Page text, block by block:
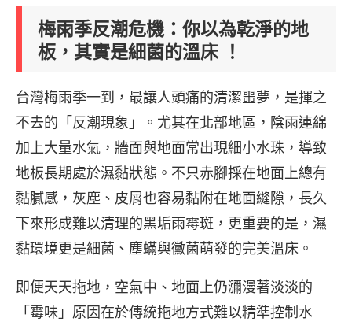
梅雨季反潮危機：你以為乾淨的地
板，其實是細菌的溫床 ！
台灣梅雨季一到，最讓人頭痛的清潔噩夢，是揮之
不去的「反潮現象」。尤其在北部地區，陰雨連綿
加上大量水氣，牆面與地面常出現細小水珠，導致
地板長期處於濕黏狀態。不只赤腳採在地面上總有
黏膩感，灰塵、皮屑也容易黏附在地面縫隙，長久
下來形成難以清理的黑垢雨霉斑，更重要的是，濕
黏環境更是細菌、塵蟎與黴菌萌發的完美溫床。
即便天天拖地，空氣中、地面上仍瀰漫著淡淡的
「霉味」原因在於傳統拖地方式難以精準控制水